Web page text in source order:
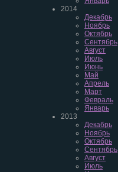
2014
Декабрь
Ноябрь
Октябрь
Сентябрь
Август
Июль
Июнь
Май
Апрель
Март
Февраль
Январь
2013
Декабрь
Ноябрь
Октябрь
Сентябрь
Август
Июль